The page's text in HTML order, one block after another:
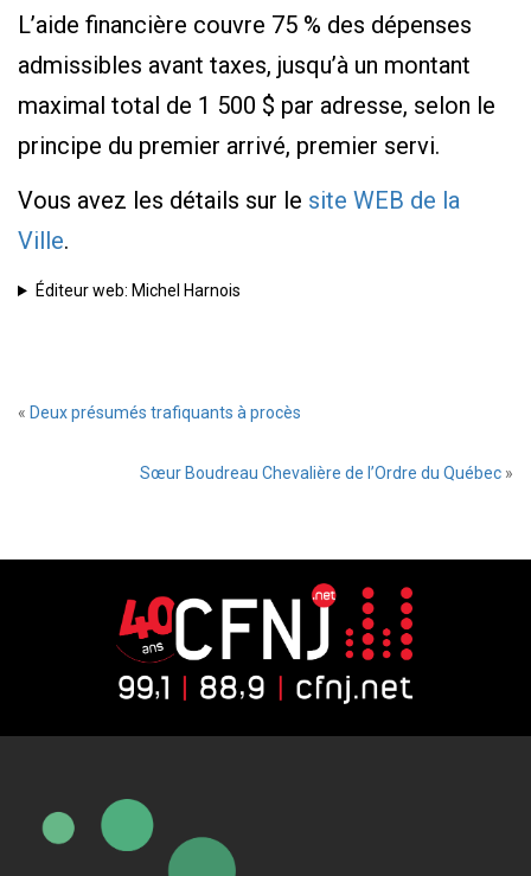
L’aide financière couvre 75 % des dépenses
admissibles avant taxes, jusqu’à un montant
maximal total de 1 500 $ par adresse, selon le
principe du premier arrivé, premier servi.
Vous avez les détails sur le site WEB de la
Ville.
Éditeur web: Michel Harnois
« Deux présumés trafiquants à procès
Sœur Boudreau Chevalière de l’Ordre du Québec »